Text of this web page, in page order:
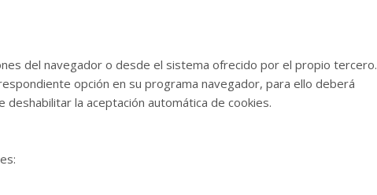
del navegador o desde el sistema ofrecido por el propio tercero.
opción en su programa navegador, para ello deberá
la aceptación automática de cookies.